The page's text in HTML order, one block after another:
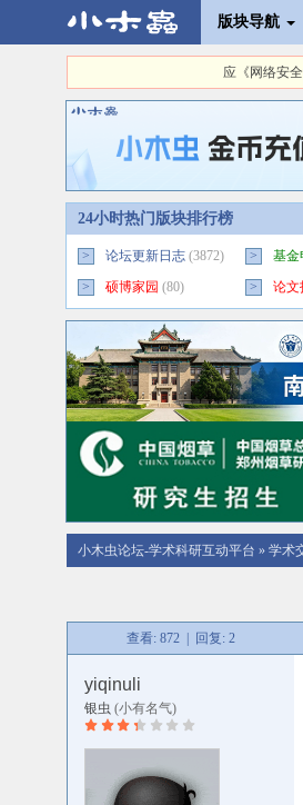
版块导航
应《网络安
24小时热门版块排行榜
> 论坛更新日志(3872) > 基金
>
硕博家园 (80) > 论文
小木虫论坛-学术科研互动平台 » 学术
查看: 872 | 回复: 2
yiqinuli
银虫 (小有名气)